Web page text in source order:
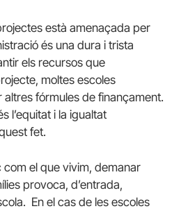
està amenaçada per
és una dura i trista
els recursos que
moltes escoles
fórmules de finançament.
l’equitat i la igualtat
fet.
com el que vivim, demanar
provoca, d’entrada,
En el cas de les escoles